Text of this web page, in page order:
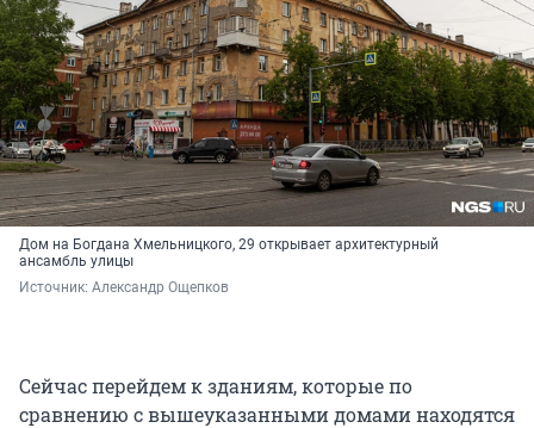
Дом на Богдана Хмельницкого, 29 открывает архитектурный
ансамбль улицы
Источник: Александр Ощепков
Сейчас перейдем к зданиям, которые по
сравнению с вышеуказанными домами находятся